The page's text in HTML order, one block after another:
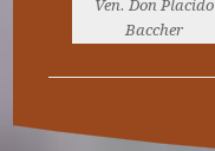
Ven. Don Placido
Baccher